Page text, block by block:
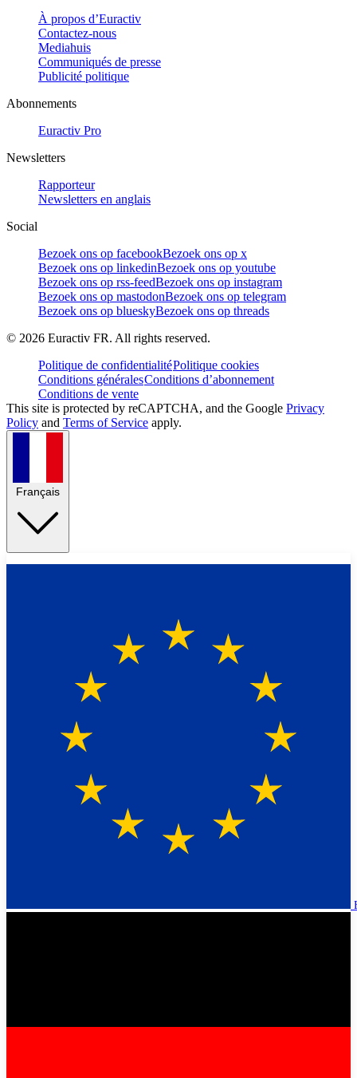
À propos d’Euractiv
Contactez-nous
Mediahuis
Communiqués de presse
Publicité politique
Abonnements
Euractiv Pro
Newsletters
Rapporteur
Newsletters en anglais
Social
Bezoek ons op facebookBezoek ons op x
Bezoek ons op linkedinBezoek ons op youtube
Bezoek ons op rss-feedBezoek ons op instagram
Bezoek ons op mastodonBezoek ons op telegram
Bezoek ons op blueskyBezoek ons op threads
© 2026 Euractiv FR. All rights reserved.
Politique de confidentialitéPolitique cookies
Conditions généralesConditions d’abonnement
Conditions de vente
This site is protected by reCAPTCHA, and the Google Privacy
Policy and Terms of Service apply.
Français